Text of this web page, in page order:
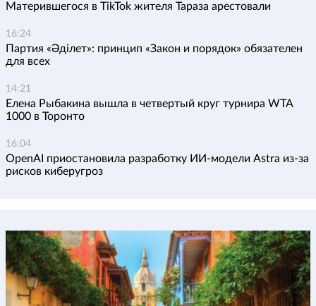
Матерившегося в TikTok жителя Тараза арестовали
16:24
Партия «Әділет»: принцип «Закон и порядок» обязателен
для всех
14:21
Елена Рыбакина вышла в четвертый круг турнира WTA
1000 в Торонто
16:04
OpenAI приостановила разработку ИИ-модели Astra из-за
рисков киберугроз